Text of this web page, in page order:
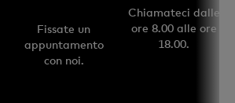
Fissate un
appuntamento
con noi.
Chiamateci dalle
ore 8.00 alle ore
18.00.